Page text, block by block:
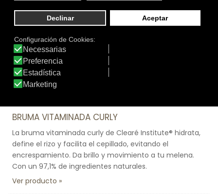
Tamaño:125 ml.
Marca:Clearé Institute
BRUMA VITAMINADA CURLY
La bruma vitaminada curly de Clearé Institute® hidrata,
define el rizo y facilita el cepillado, evitando el
encrespamiento. Da brillo y movimiento a tu melena.
Con un 97,1% de ingredientes naturales.
Ver producto